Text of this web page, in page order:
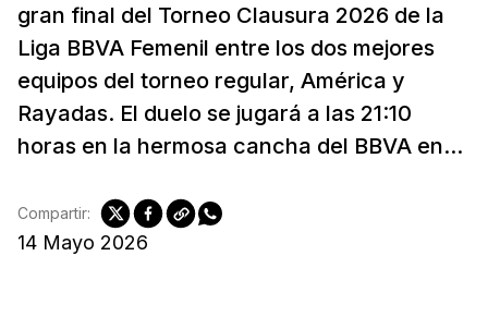
gran final del Torneo Clausura 2026 de la
Liga BBVA Femenil entre los dos mejores
equipos del torneo regular, América y
Rayadas. El duelo se jugará a las 21:10
horas en la hermosa cancha del BBVA en...
14 Mayo 2026
Compartir: